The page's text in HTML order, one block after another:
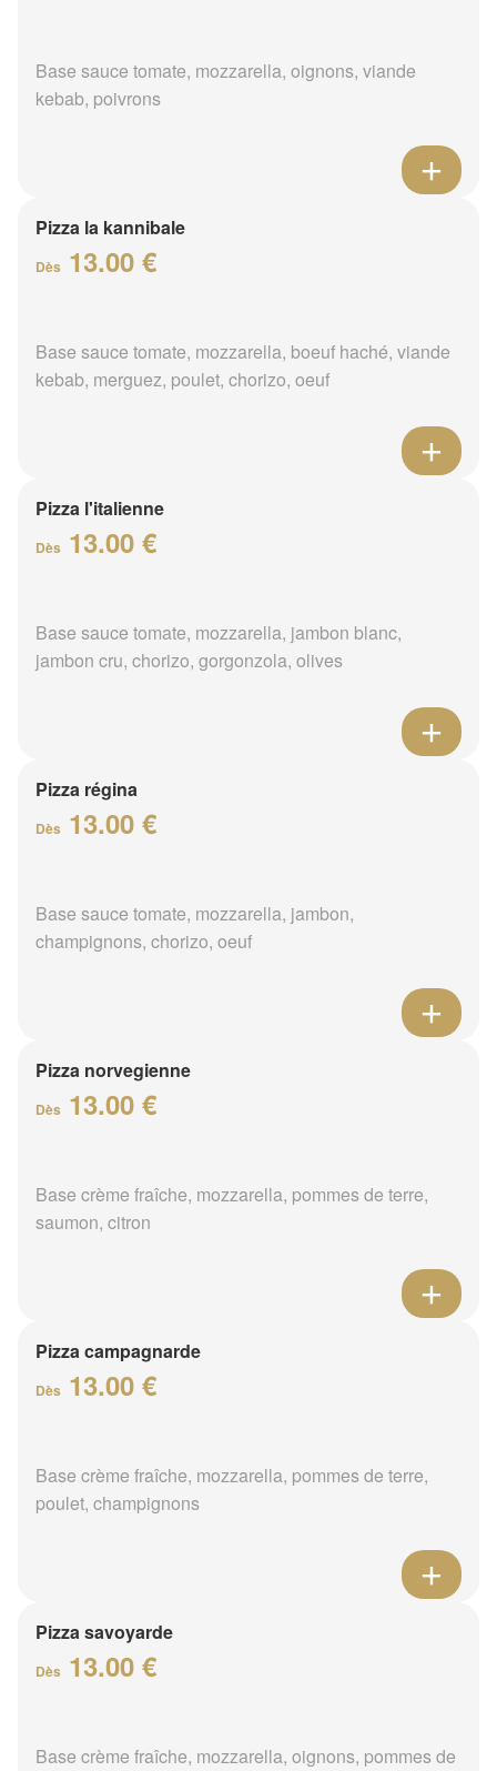
Base sauce tomate, mozzarella, oignons, viande
kebab, poivrons
Pizza la kannibale
Dès 13.00 €
Base sauce tomate, mozzarella, boeuf haché, viande
kebab, merguez, poulet, chorizo, oeuf
Pizza l'italienne
Dès 13.00 €
Base sauce tomate, mozzarella, jambon blanc,
jambon cru, chorizo, gorgonzola, olives
Pizza régina
Dès 13.00 €
Base sauce tomate, mozzarella, jambon,
champignons, chorizo, oeuf
Pizza norvegienne
Dès 13.00 €
Base crème fraîche, mozzarella, pommes de terre,
saumon, citron
Pizza campagnarde
Dès 13.00 €
Base crème fraîche, mozzarella, pommes de terre,
poulet, champignons
Pizza savoyarde
Dès 13.00 €
Base crème fraîche, mozzarella, oignons, pommes de